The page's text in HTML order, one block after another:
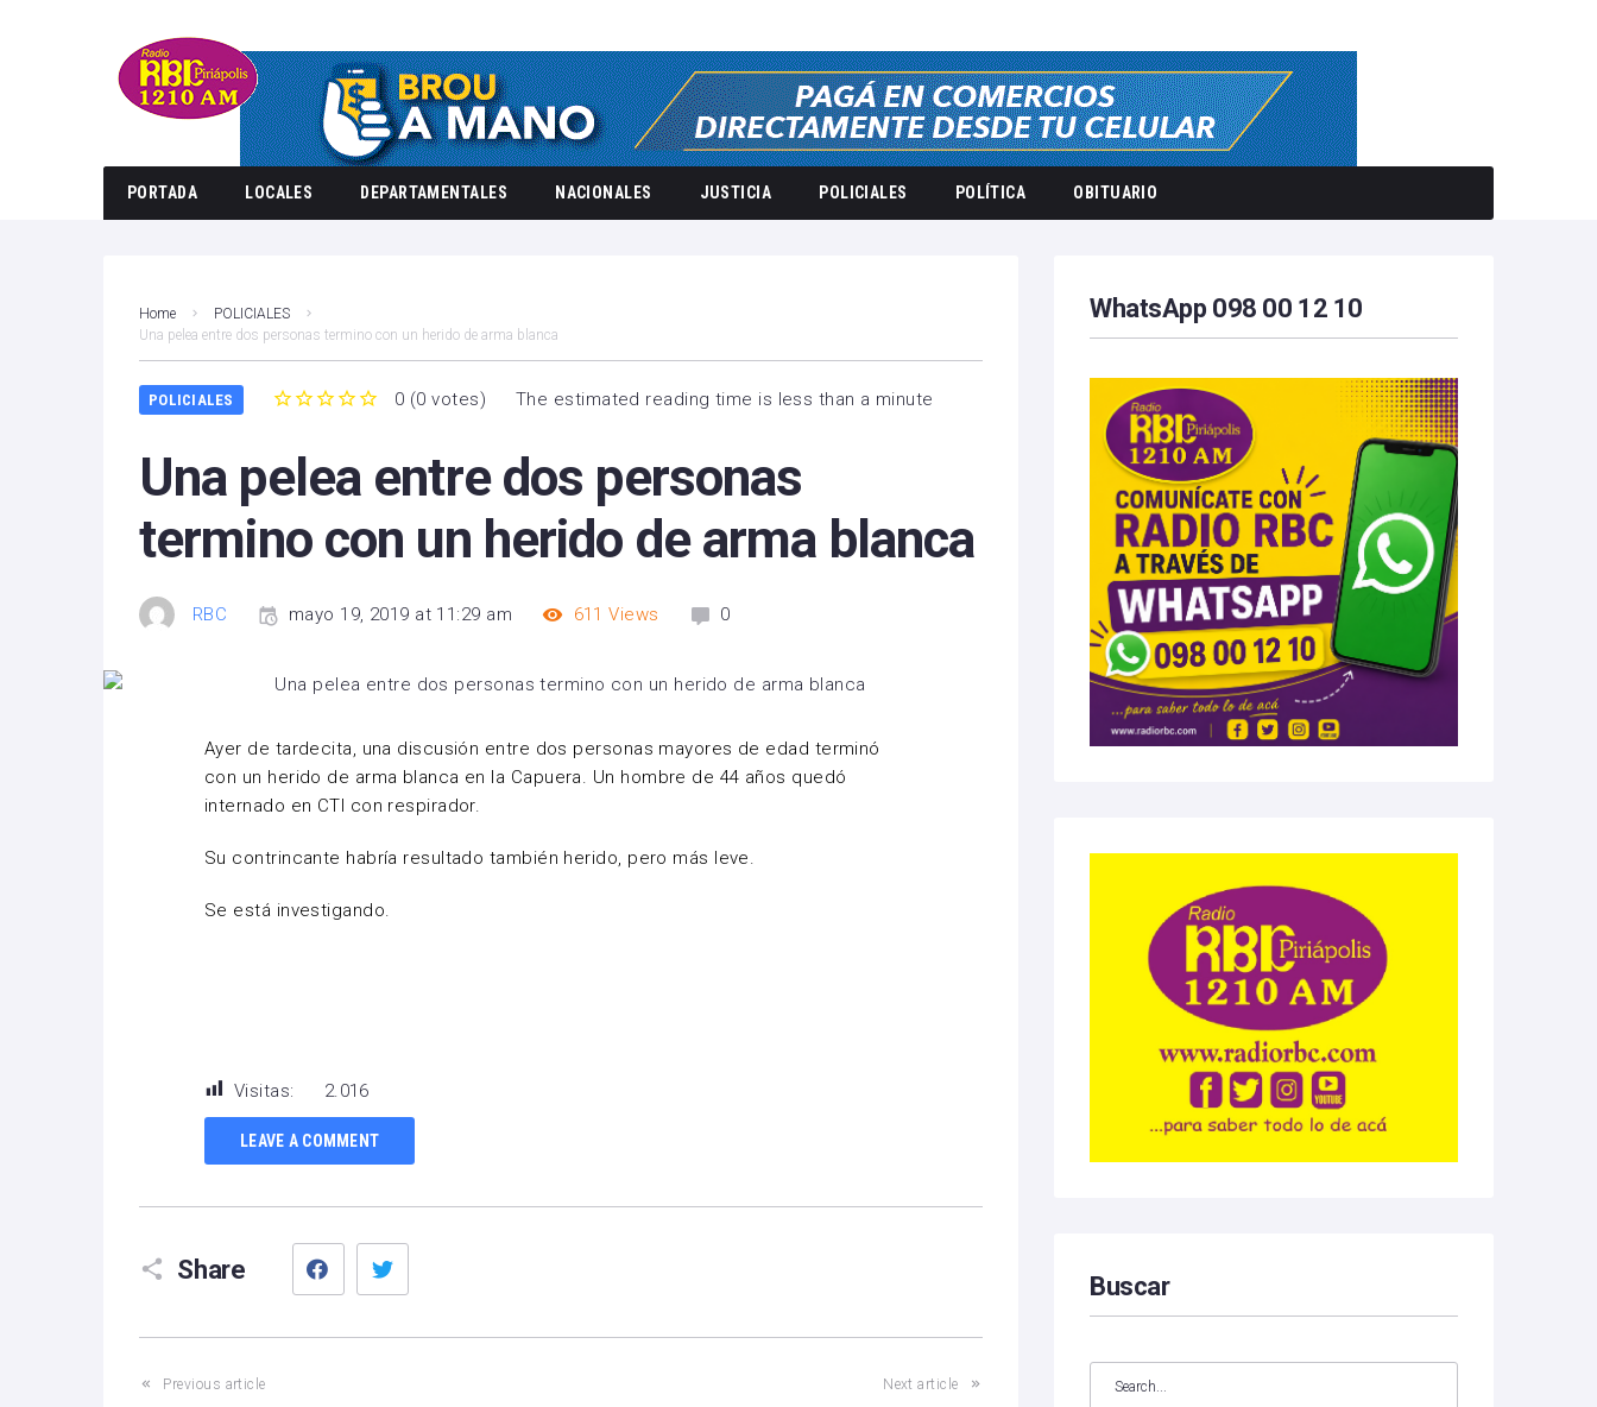
PORTADA LOCALES DEPARTAMENTALES NACIONALES JUSTICIA POLICIALES POLÍTICA OBITUARIO
Home
POLICIALES
Una pelea entre dos personas termino con un herido de arma blanca
POLICIALES 0 (0 votes) The estimated reading time is less than a minute
Una pelea entre dos personas
termino con un herido de arma blanca
RBC mayo 19, 2019 at 11:29 am 611 Views 0
Ayer de tardecita, una discusión entre dos personas mayores de edad terminó
con un herido de arma blanca en la Capuera. Un hombre de 44 años quedó
internado en CTI con respirador.
Su contrincante habría resultado también herido, pero más leve.
Se está investigando.
Visitas: 2.016
LEAVE A COMMENT
Share
Facebook
Previous article Next article
WhatsApp 098 00 12 10
Buscar